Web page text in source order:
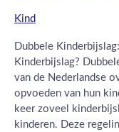
Kind
Dubbele
Kinderbijslag?
van de Nederlandse
opvoeden van hun
keer zoveel
kinderen. Deze